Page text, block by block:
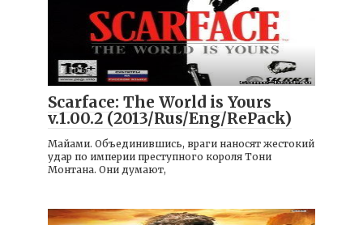
Игры
Scarface: The World is Yours
v.1.00.2 (2013/Rus/Eng/RePack)
Майами. Объединившись, враги наносят жестокий
удар по империи преступного короля Тони
Монтана. Они думают,